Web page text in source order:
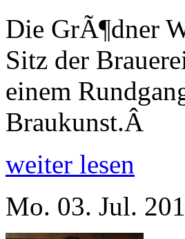
Die GrÃ¶dner
Sitz der
einem
Braukunst.Â
weiter lesen
Mo. 03. Jul.